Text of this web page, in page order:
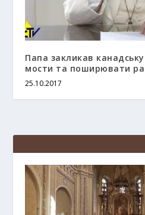
Папа закликав
мости та поширювати
25.10.2017